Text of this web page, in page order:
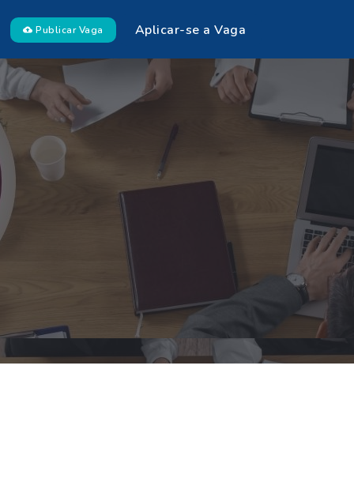
Publicar Vaga Aplicar-se a Vaga